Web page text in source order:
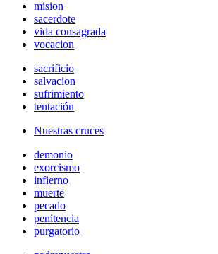
mision
sacerdote
vida consagrada
vocacion
sacrificio
salvacion
sufrimiento
tentación
Nuestras cruces
demonio
exorcismo
infierno
muerte
pecado
penitencia
purgatorio